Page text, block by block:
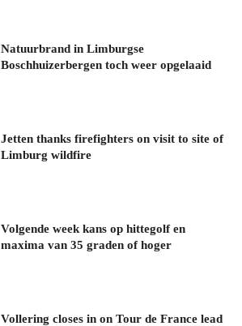
Natuurbrand in Limburgse
Boschhuizerbergen toch weer opgelaaid
Jetten thanks firefighters on visit to site of
Limburg wildfire
Volgende week kans op hittegolf en
maxima van 35 graden of hoger
Vollering closes in on Tour de France lead